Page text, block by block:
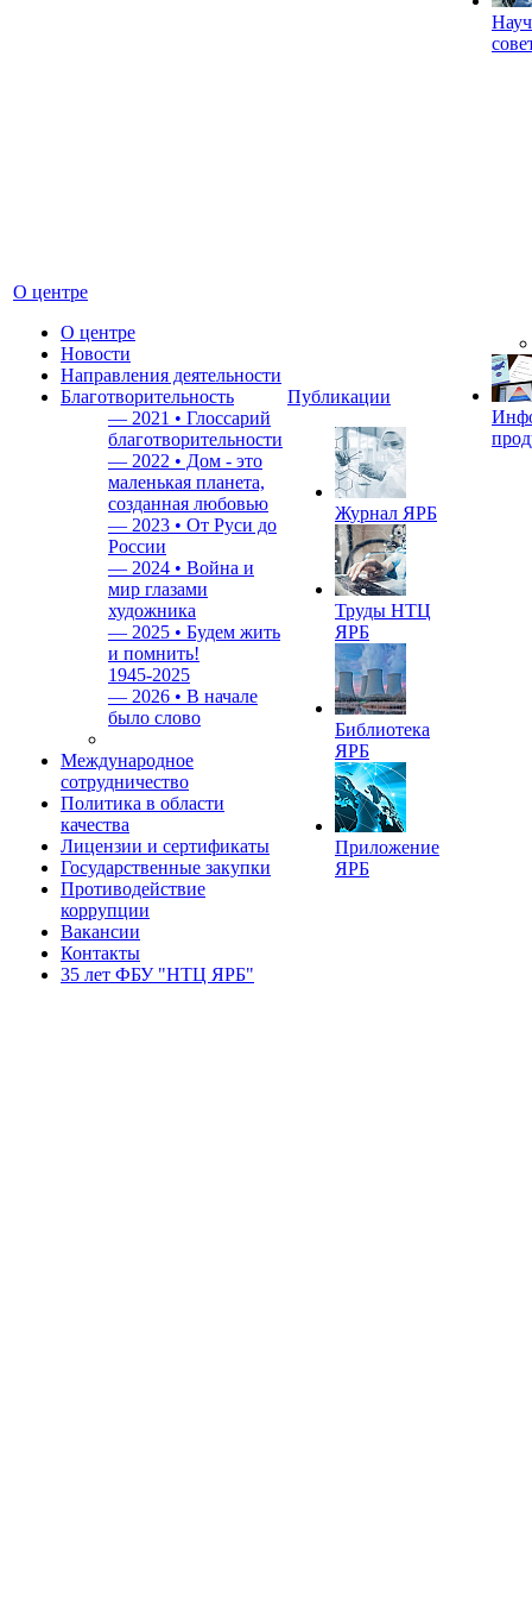
О центре
О центре
Новости
Направления деятельности
Благотворительность
— 2021 • Глоссарий
благотворительности
— 2022 • Дом - это
маленькая планета,
созданная любовью
— 2023 • От Руси до
России
— 2024 • Война и
мир глазами
художника
— 2025 • Будем жить
и помнить!
1945-2025
— 2026 • В начале
было слово
Международное
сотрудничество
Политика в области
качества
Лицензии и сертификаты
Государственные закупки
Противодействие
коррупции
Вакансии
Контакты
35 лет ФБУ "НТЦ ЯРБ"
Публикации
Журнал ЯРБ
Труды НТЦ
ЯРБ
Библиотека
ЯРБ
Приложение
ЯРБ